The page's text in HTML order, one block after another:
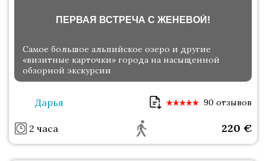
ПЕРВАЯ ВСТРЕЧА С ЖЕНЕВОЙ!
Самое большое альпийское озеро и другие
«визитные карточки» города на насыщенной
обзорной экскурсии
Дарья 90 отзывов
2 часа 220 €